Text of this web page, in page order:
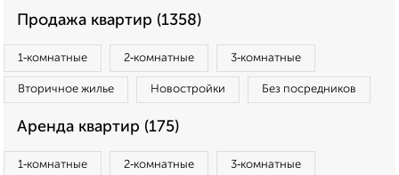
Продажа квартир (1358)
1‑комнатные 2‑комнатные 3‑комнатные
Вторичное жилье Новостройки Без посредников
Аренда квартир (175)
1‑комнатные 2‑комнатные 3‑комнатные